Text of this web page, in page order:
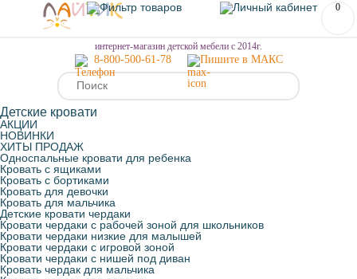
МЕНЮ
0
интернет-магазин детской мебели с 2014г.
8-800-500-61-78 Пишите в МАКС
Детские кровати
АКЦИИ
НОВИНКИ
ХИТЫ ПРОДАЖ
Односпальные кровати для ребенка
Кровать с ящиками
Кровать с бортиками
Кровать для девочки
Кровать для мальчика
Детские кровати чердаки
Кровати чердаки с рабочей зоной для школьников
Кровати чердаки низкие для малышей
Кровати чердаки с игровой зоной
Кровати чердаки с нишей под диван
Кровать чердак для мальчика